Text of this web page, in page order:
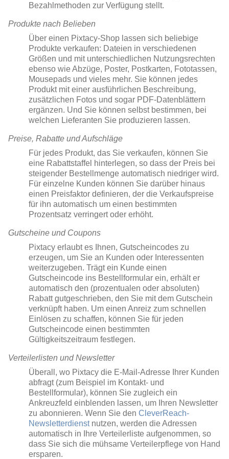
Bezahlmethoden zur Verfügung stellt.
Produkte nach Belieben
Über einen Pixtacy-Shop lassen sich beliebige
Produkte verkaufen: Dateien in verschiedenen
Größen und mit unterschiedlichen Nutzungsrechten
ebenso wie Abzüge, Poster, Postkarten, Fototassen,
Mousepads und vieles mehr. Sie können jedes
Produkt mit einer ausführlichen Beschreibung,
zusätzlichen Fotos und sogar PDF-Datenblättern
ergänzen. Und Sie können selbst bestimmen, bei
welchen Lieferanten Sie produzieren lassen.
Preise, Rabatte und Aufschläge
Für jedes Produkt, das Sie verkaufen, können Sie
eine Rabattstaffel hinterlegen, so dass der Preis bei
steigender Bestellmenge automatisch niedriger wird.
Für einzelne Kunden können Sie darüber hinaus
einen Preisfaktor definieren, der die Verkaufspreise
für ihn automatisch um einen bestimmten
Prozentsatz verringert oder erhöht.
Gutscheine und Coupons
Pixtacy erlaubt es Ihnen, Gutscheincodes zu
erzeugen, um Sie an Kunden oder Interessenten
weiterzugeben. Trägt ein Kunde einen
Gutscheincode ins Bestellformular ein, erhält er
automatisch den (prozentualen oder absoluten)
Rabatt gutgeschrieben, den Sie mit dem Gutschein
verknüpft haben. Um einen Anreiz zum schnellen
Einlösen zu schaffen, können Sie für jeden
Gutscheincode einen bestimmten
Gültigkeitszeitraum festlegen.
Verteilerlisten und Newsletter
Überall, wo Pixtacy die E-Mail-Adresse Ihrer Kunden
abfragt (zum Beispiel im Kontakt- und
Bestellformular), können Sie zugleich ein
Ankreuzfeld einblenden lassen, um Ihren Newsletter
zu abonnieren. Wenn Sie den CleverReach-
Newsletterdienstnutzen, werden die Adressen
automatisch in Ihre Verteilerliste aufgenommen, so
dass Sie sich die mühsame Verteilerpflege von Hand
ersparen.